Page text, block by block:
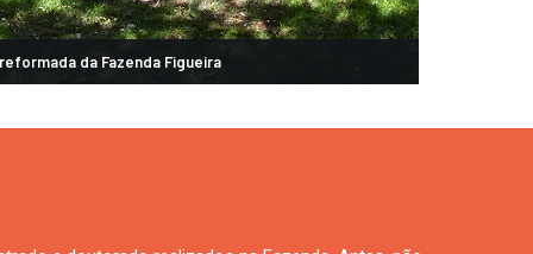
da Fazenda Figueira